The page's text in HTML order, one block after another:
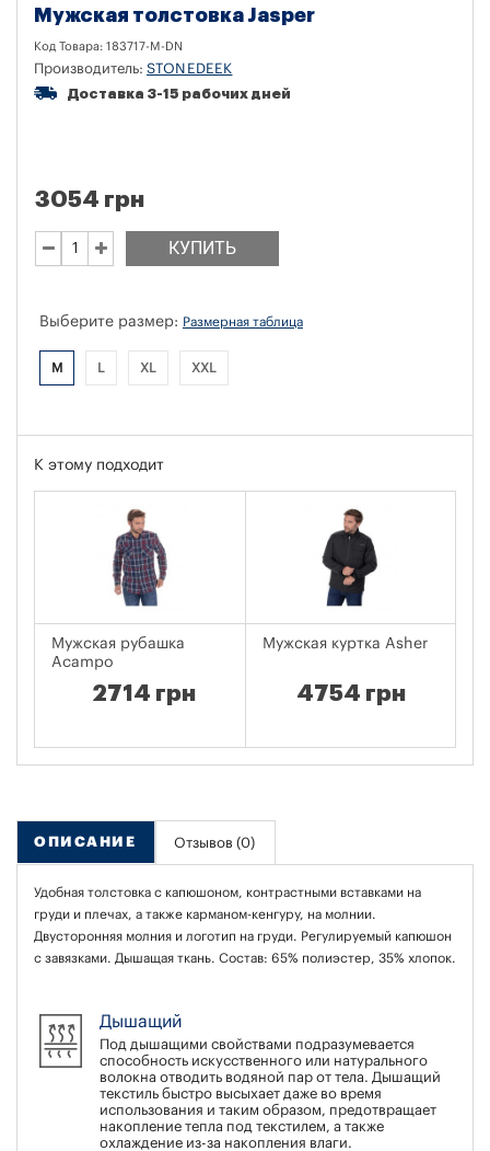
Мужская толстовка Jasper
Код Товара: 183717-M-DN
Производитель: STONEDEEK
Доставка 3-15 рабочих дней
КУПИТЬ
3054 грн
Выберите размер: Размерная таблица
M L XL XXL
К этому подходит
Мужская рубашка
Acampo
2714 грн
Мужская куртка Asher
4754 грн
ОПИСАНИЕ Отзывов (0)
Удобная толстовка с капюшоном, контрастными вставками на
груди и плечах, а также карманом-кенгуру, на молнии.
Двусторонняя молния и логотип на груди. Регулируемый капюшон
с завязками. Дышащая ткань. Состав: 65% полиэстер, 35% хлопок.
Дышащий
Под дышащими свойствами подразумевается
способность искусственного или натурального
волокна отводить водяной пар от тела. Дышащий
текстиль быстро высыхает даже во время
использования и таким образом, предотвращает
накопление тепла под текстилем, а также
охлаждение из-за накопления влаги.